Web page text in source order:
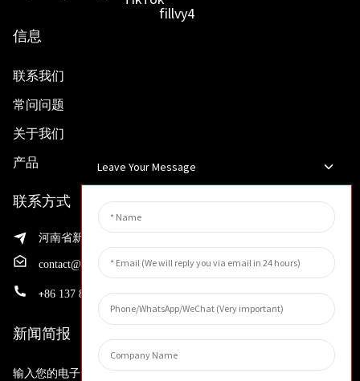
信息
联系我们
常问问题
关于我们
产品
联系方式
河南省新乡市渭滨区先进制造业开发区邵华路199号
contact@huahangfilter.com
+86 137 8194 7634
新闻简报
输入您的电子邮件地址，我们将向您发送最新资讯计划。
Leave Your Message